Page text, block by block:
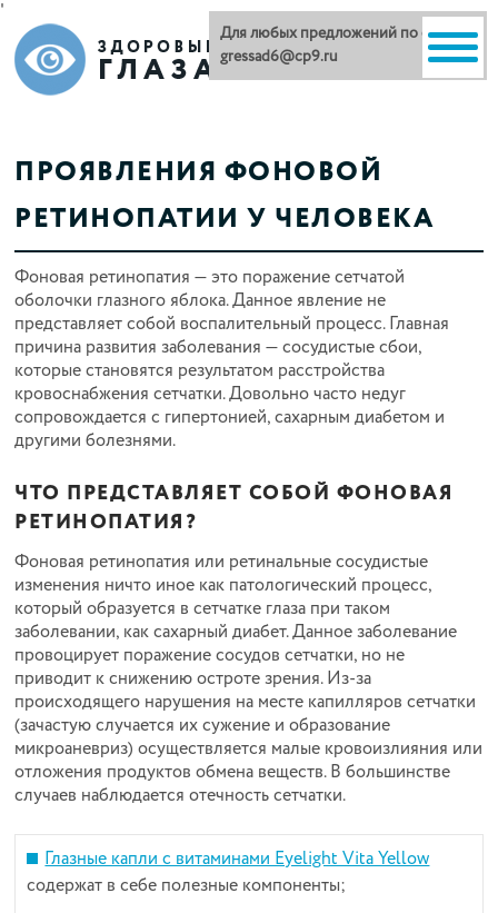
'
ПРОЯВЛЕНИЯ ФОНОВОЙ
РЕТИНОПАТИИ У ЧЕЛОВЕКА
Фоновая ретинопатия — это поражение сетчатой
оболочки глазного яблока. Данное явление не
представляет собой воспалительный процесс. Главная
причина развития заболевания — сосудистые сбои,
которые становятся результатом расстройства
кровоснабжения сетчатки. Довольно часто недуг
сопровождается с гипертонией, сахарным диабетом и
другими болезнями.
ЧТО ПРЕДСТАВЛЯЕТ СОБОЙ ФОНОВАЯ
РЕТИНОПАТИЯ?
Фоновая ретинопатия или ретинальные сосудистые
изменения ничто иное как патологический процесс,
который образуется в сетчатке глаза при таком
заболевании, как сахарный диабет. Данное заболевание
провоцирует поражение сосудов сетчатки, но не
приводит к снижению остроте зрения. Из-за
происходящего нарушения на месте капилляров сетчатки
(зачастую случается их сужение и образование
микроаневриз) осуществляется малые кровоизлияния или
отложения продуктов обмена веществ. В большинстве
случаев наблюдается отечность сетчатки.
Глазные капли с витаминами Eyelight Vita Yellow
содержат в себе полезные компоненты;
Для любых предложений по сайту:
gressad6@cp9.ru